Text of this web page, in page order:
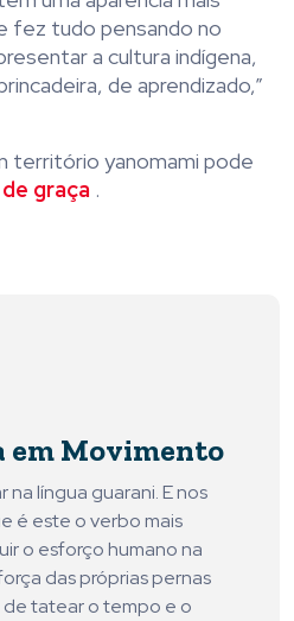
fez tudo pensando no
a cultura indígena,
de aprendizado,”
território yanomami pode
graça .
em Movimento
na língua guarani. E nos
é este o verbo mais
o esforço humano na
das próprias pernas
tatear o tempo e o